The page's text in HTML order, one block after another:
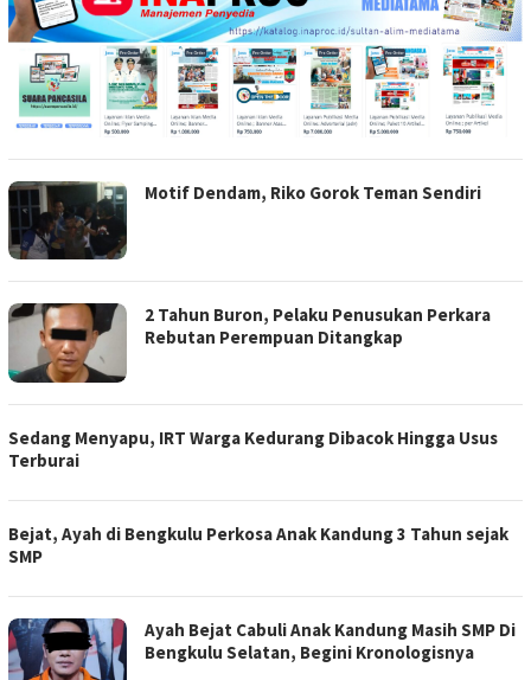
Motif Dendam, Riko Gorok Teman Sendiri
2 Tahun Buron, Pelaku Penusukan Perkara
Rebutan Perempuan Ditangkap
Sedang Menyapu, IRT Warga Kedurang Dibacok Hingga Usus
Terburai
Bejat, Ayah di Bengkulu Perkosa Anak Kandung 3 Tahun sejak
SMP
Ayah Bejat Cabuli Anak Kandung Masih SMP Di
Bengkulu Selatan, Begini Kronologisnya